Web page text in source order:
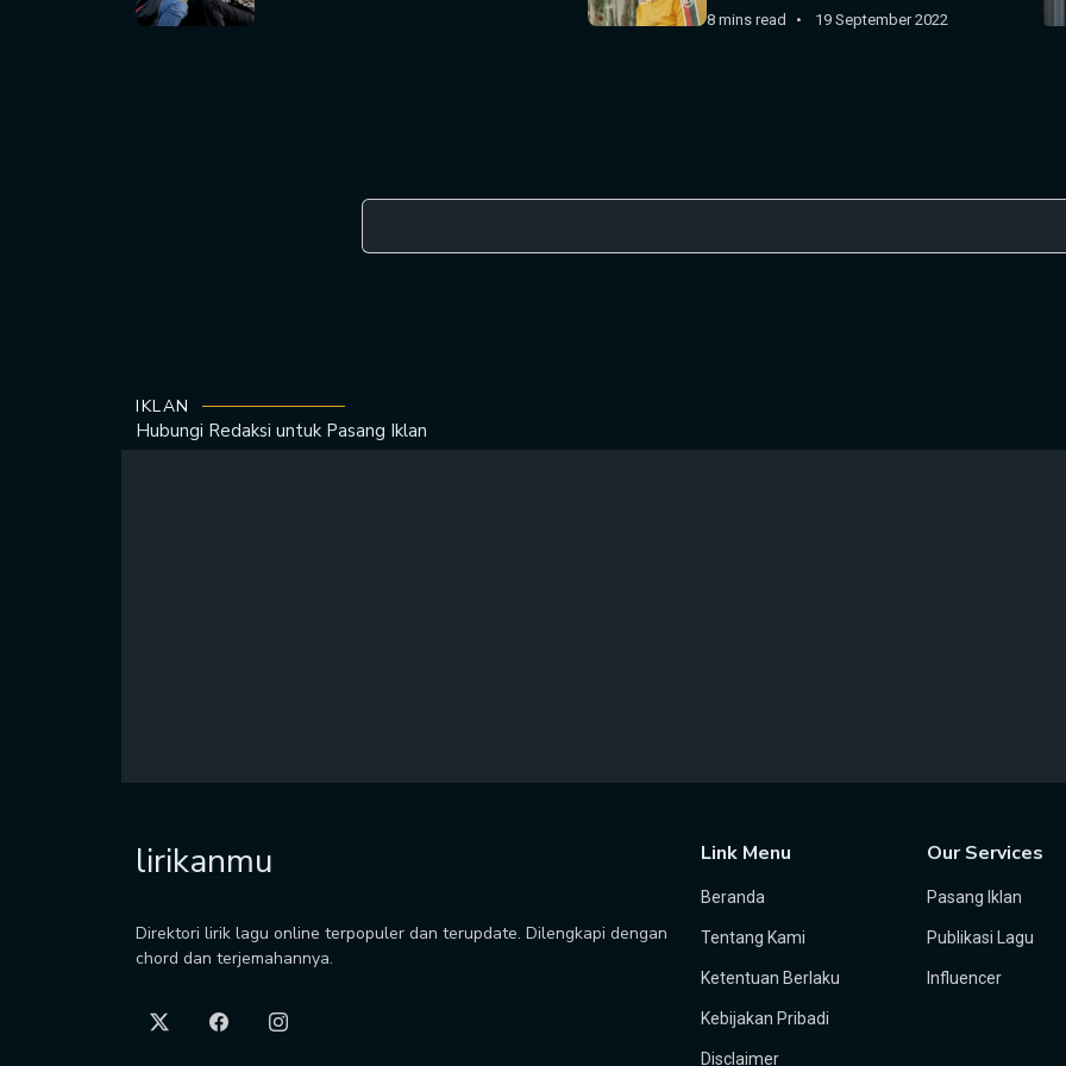
8 mins read 19 September 2022
IKLAN
Hubungi Redaksi untuk Pasang Iklan
lirikanmu
Direktori lirik lagu online terpopuler dan terupdate. Dilengkapi dengan
chord dan terjemahannya.
Link Menu
Beranda
Tentang Kami
Ketentuan Berlaku
Kebijakan Pribadi
Disclaimer
Our Services
Pasang Iklan
Publikasi Lagu
Influencer